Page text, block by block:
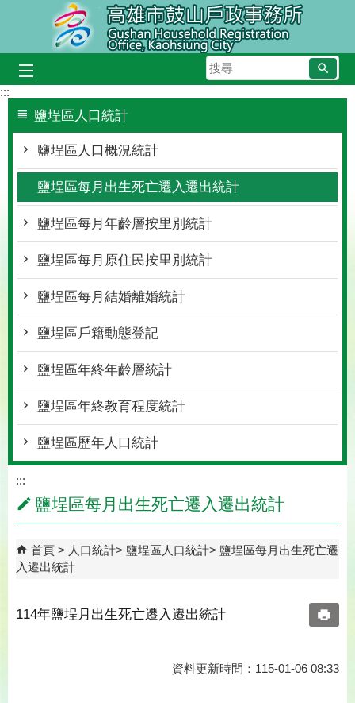
跳到主要內容區塊
搜
尋
:::
鹽埕區人口統計
鹽埕區人口概況統計
鹽埕區每月出生死亡遷入遷出統計
鹽埕區每月年齡層按里別統計
鹽埕區每月原住民按里別統計
鹽埕區每月結婚離婚統計
鹽埕區戶籍動態登記
鹽埕區年終年齡層統計
鹽埕區年終教育程度統計
鹽埕區歷年人口統計
:::
鹽埕區每月出生死亡遷入遷出統計
首頁 人口統計 鹽埕區人口統計
鹽埕區每月出生死亡遷
入遷出統計
114年鹽埕月出生死亡遷入遷出統計
資料更新時間：115-01-06 08:33